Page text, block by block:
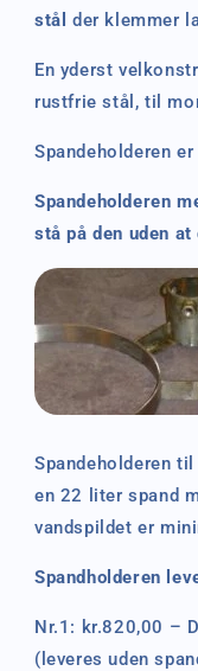
stål der klemmer
En yderst
rustfrie stål, til
Spandeholderen
Spandeholderen
stå på den uden at
Spandeholderen
en 22 liter spand
vandspildet er
Spandholderen
Nr.1: kr.820,00 –
(leveres uden